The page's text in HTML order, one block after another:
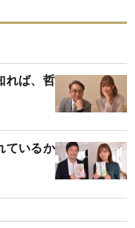
れば、哲
ているか